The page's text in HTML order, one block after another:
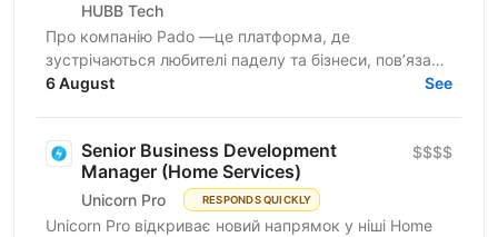
HUBB Tech
Про компанію Pado —це платформа, де
зустрічаються любителі паделу та бізнеси, пов’язані
з цією грою. Ми створюємо простір для розвитку
6 August See
Senior Business Development
Manager (Home Services)
Unicorn Pro RESPONDS QUICKLY
$$$$
Unicorn Pro відкриває новий напрямок у ніші Home